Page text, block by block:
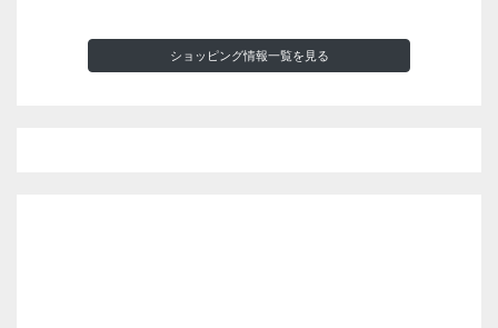
ショッピング情報一覧を見る